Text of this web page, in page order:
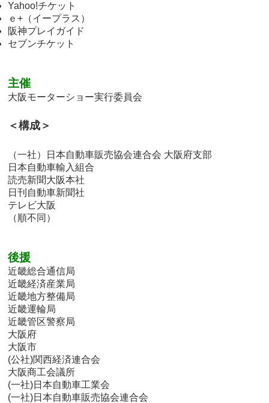
Yahoo!チケット
ｅ+（イープラス）
阪神プレイガイド
セブンチケット
主催
大阪モーターショー実行委員会
＜構成＞
（一社）日本自動車販売協会連合会 大阪府支部
日本自動車輸入組合
読売新聞大阪本社
日刊自動車新聞社
テレビ大阪
（順不同）
後援
近畿総合通信局
近畿経済産業局
近畿地方整備局
近畿運輪局
近畿管区警察局
大阪府
大阪市
(公社)関西経済連合会
大阪商工会議所
(一社)日本自動車工業会
(一社)日本自動車販売協会連合会